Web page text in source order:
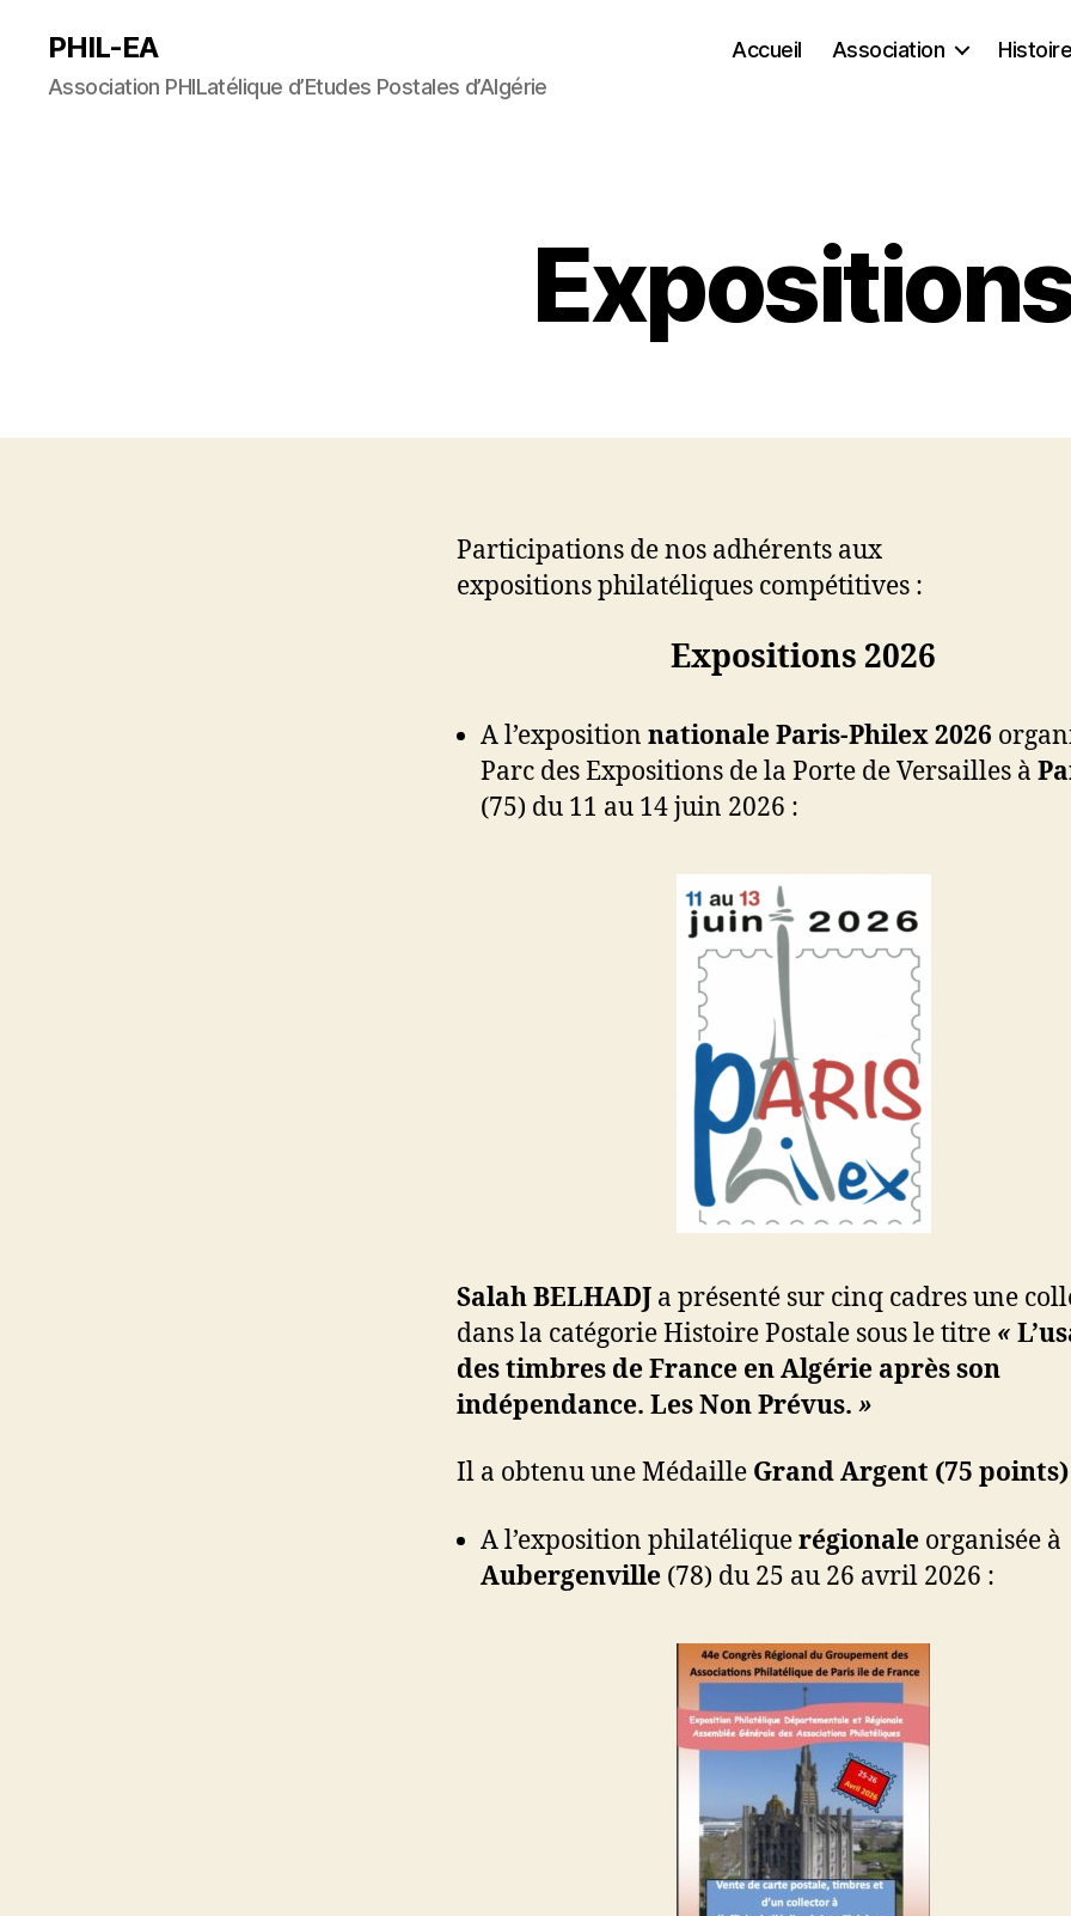
PHIL-EA
Association PHILatélique d’Etudes Postales d’Algérie
Accueil Association Histoire
Participations de nos adhérents aux
expositions philatéliques compétitives :
Expositions 2026
A l’exposition nationaleParis-Philex 2026
Parc des Expositions de la Porte de Versailles à
(75) du 11 au 14 juin 2026 :
Salah BELHADJ a présenté sur cinq cadres une
dans la catégorie Histoire Postale sous le titre «
des timbres de France en Algérie après son
indépendance. Les Non Prévus. »
Il a obtenu une Médaille Grand Argent (75 points)
A l’exposition philatéliquerégionale organisée à
Aubergenville (78) du 25 au 26 avril 2026 :